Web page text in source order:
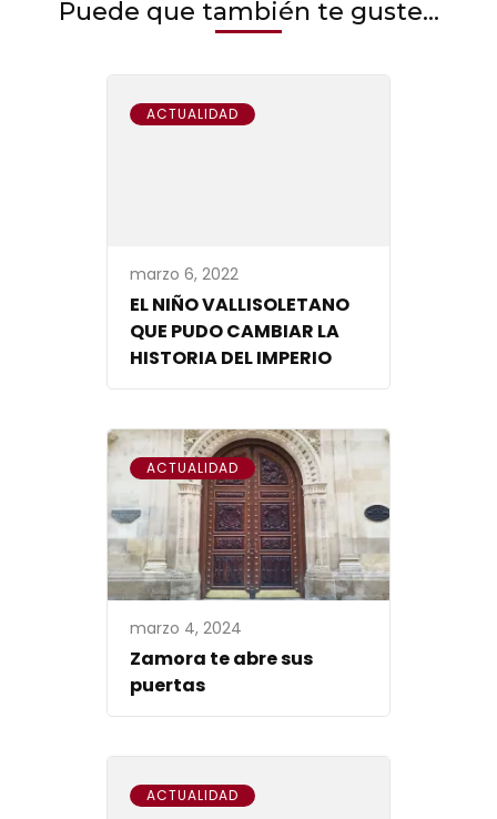
Puede que también te guste...
ACTUALIDAD
marzo 6, 2022
EL NIÑO VALLISOLETANO
QUE PUDO CAMBIAR LA
HISTORIA DEL IMPERIO
ACTUALIDAD
marzo 4, 2024
Zamora te abre sus
puertas
ACTUALIDAD